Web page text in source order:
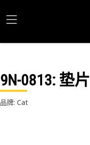
9N-0813: 垫片
品牌: Cat